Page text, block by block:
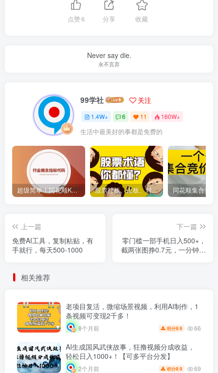
点赞6 分享 收藏
Never say die.
永不言弃
99学社 关注
1.4W+ 6 11 160W+
生活中最美好的事都是免费的
超级简单！同花顺K线界面显示行业概念指标代码图解 股票打板、上板、封板、翘板、炸板是什么意思？炒股你必须懂的暗语！
上一篇
免费AI工具，复制粘贴，有
手就行，每天500-1000
下一篇
零门槛一部手机日入500+，
截两张图挣0.7元，一分钟三
相关推荐
老项目复活，微缩场景视频，利用AI制作，1
条视频可变现2千多！
8个月前 积分9.9 66
AI生成国风武侠故事，狂撸视频分成收益，
轻松日入1000+！【可多平台分发】
2个月前 积分9.9 69